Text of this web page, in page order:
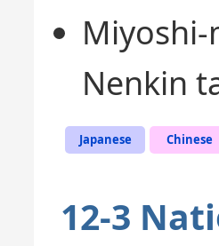
Miyoshi-
Nenkin
Japanese Chinese
12-3